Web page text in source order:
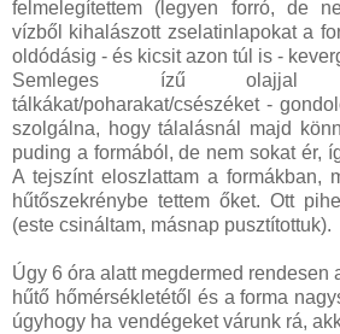
felmelegítettem (legyen forró, de
vízből kihalászott zselatinlapokat a
oldódásig - és kicsit azon túl is -
Semleges ízű olajjal
tálkákat/poharakat/csészéket -
szolgálna, hogy tálalásnál majd
puding a formából, de nem sokat ér,
A tejszínt eloszlattam a formákban,
hűtőszekrénybe tettem őket. Ott
(este csináltam, másnap pusztítottuk).
Úgy 6 óra alatt megdermed rendesen
hűtő hőmérsékletétől és a forma
úgyhogy ha vendégeket várunk rá,